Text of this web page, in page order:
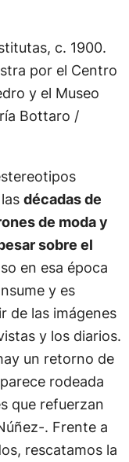
c. 1900.
por el Centro
y el Museo
Bottaro /
décadas de
de moda y
sobre el
en esa época
y es
de las imágenes
y los diarios.
un retorno de
rodeada
que refuerzan
. Frente a
rescatamos la